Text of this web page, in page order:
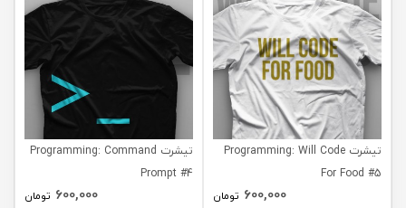
تیشرت Programming: Will Code
For Food #5
600,000 تومان
تیشرت Programming: Command
Prompt #4
600,000 تومان